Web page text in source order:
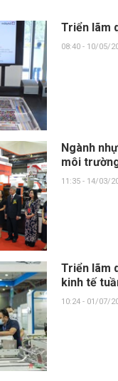
Triển lãm
08:40 - 10/05/
Ngành
môi
11:35 - 14/03/
Triển lãm
kinh tế
10:24 - 01/07/